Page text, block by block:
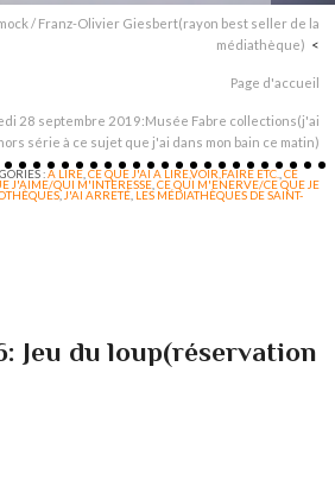
/ Franz-Olivier Giesbert(rayon best seller de la
médiathèque)
Page d'accueil
28 septembre 2019:Musée Fabre collections(j'ai
série à ce sujet que j'ai dans mon bain ce matin)
:A LIRE ,CE QUE J'AI A LIRE,VOIR,FAIRE ETC. ,CE
J'AIME/QUI M'INTERESSE ,CE QUI M'ENERVE/CE QUE JE
, J'AI ARRETÉ LES MÉDIATHÈQUES DE SAINT-
Jeu du loup(réservation